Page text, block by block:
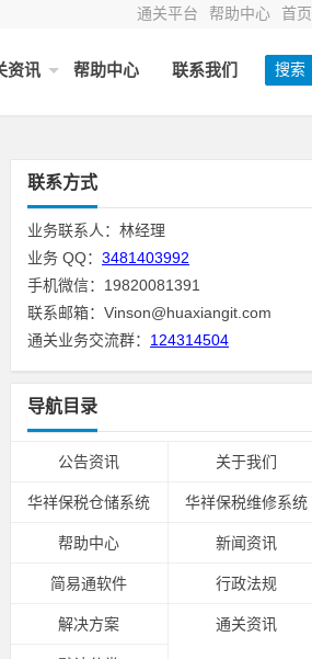
通关平台 帮助中心 首页
搜索
资讯 帮助中心 联系我们
联系方式
业务联系人：林经理
业务 QQ：3481403992
手机微信：19820081391
联系邮箱：Vinson@huaxiangit.com
通关业务交流群： 124314504
导航目录
公告资讯 关于我们
华祥保税仓储系统 华祥保税维修系统
帮助中心 新闻资讯
简易通软件 行政法规
解决方案 通关资讯